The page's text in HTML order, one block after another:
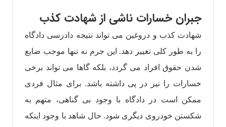
جبران خسارات ناشی از شهادت کذب
شهادت کذب و دروغین می تواند نتیجه دادرسی دادگاه
را به طور کلی تغییر دهد. این جرم نه تنها موجب ضایع
شدن حقوق افراد می گردد، بلکه گاها می تواند برخی
خسارات را نیز در پی داشته باشد. برای مثال فردی
ممکن است در دادگاه با وجود بی گناهی، متهم به
شکستن خودروی دیگری شود. حال شاهد با وجود اینکه